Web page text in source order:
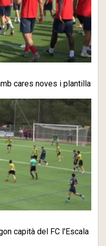
cares noves i plantilla
capità del FC l'Escala